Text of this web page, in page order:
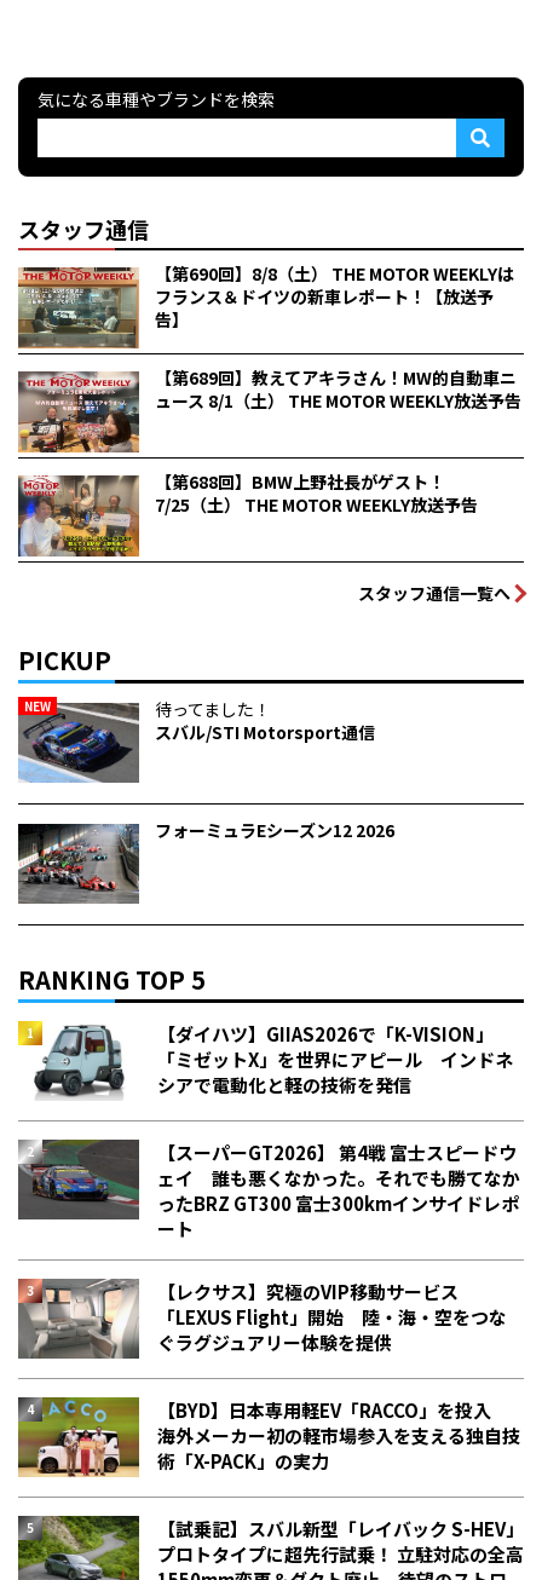
気になる車種やブランドを検索
スタッフ通信
【第690回】8/8（土） THE MOTOR WEEKLYは
フランス＆ドイツの新車レポート！【放送予
告】
【第689回】教えてアキラさん！MW的自動車ニ
ュース 8/1（土） THE MOTOR WEEKLY放送予告
【第688回】BMW上野社長がゲスト！
7/25（土） THE MOTOR WEEKLY放送予告
スタッフ通信一覧へ
PICKUP
NEW
待ってました！
スバル/STI Motorsport通信
フォーミュラEシーズン12 2026
RANKING TOP 5
【ダイハツ】GIIAS2026で「K-VISION」
「ミゼットX」を世界にアピール インドネ
シアで電動化と軽の技術を発信
【スーパーGT2026】 第4戦 富士スピードウ
ェイ 誰も悪くなかった。それでも勝てなか
った――BRZ GT300 富士300kmインサイドレポ
ート
【レクサス】究極のVIP移動サービス
「LEXUS Flight」開始 陸・海・空をつな
ぐラグジュアリー体験を提供
【BYD】日本専用軽EV「RACCO」を投入
海外メーカー初の軽市場参入を支える独自技
術「X-PACK」の実力
【試乗記】スバル新型「レイバック S-HEV」
プロトタイプに超先行試乗！ 立駐対応の全高